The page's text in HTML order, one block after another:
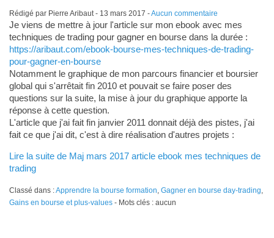
Rédigé par Pierre Aribaut - 13 mars 2017 -Aucun commentaire
Je viens de mettre à jour l'article sur mon ebook avec mes
techniques de trading pour gagner en bourse dans la durée :
https://aribaut.com/ebook-bourse-mes-techniques-de-trading-
pour-gagner-en-bourse
Notamment le graphique de mon parcours financier et boursier
global qui s'arrêtait fin 2010 et pouvait se faire poser des
questions sur la suite, la mise à jour du graphique apporte la
réponse à cette question.
L'article que j'ai fait fin janvier 2011 donnait déjà des pistes, j'ai
fait ce que j'ai dit, c'est à dire réalisation d'autres projets :
Lire la suite de Maj mars 2017 article ebook mes techniques de
trading
Classé dans :Apprendre la bourse formation, Gagner en bourse day-trading,
Gains en bourse et plus-values- Mots clés : aucun